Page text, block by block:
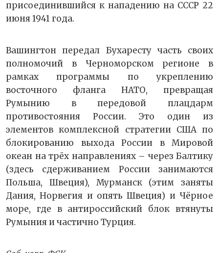
присоединившийся к нападению на СССР 22
июня 1941 года.
Вашингтон передал Бухаресту часть своих
полномочий в Черноморском регионе в
рамках программы по укреплению
восточного фланга НАТО, превращая
Румынию в передовой плацдарм
противостояния России. Это один из
элементов комплексной стратегии США по
блокированию выхода России в Мировой
океан на трёх направлениях – через Балтику
(здесь сдерживанием России занимаются
Польша, Швеция), Мурманск (этим заняты
Дания, Норвегия и опять Швеция) и Чёрное
море, где в антироссийский блок втянуты
Румыния и частично Турция.